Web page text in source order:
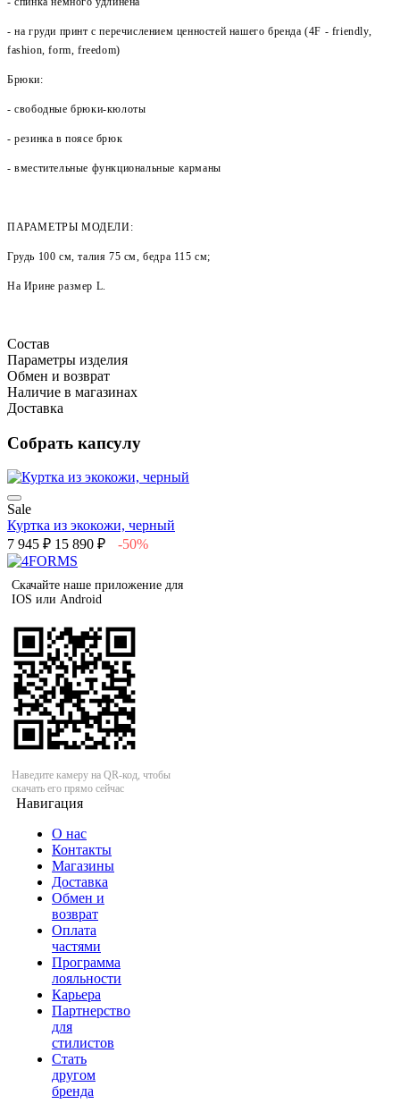
- на груди принт с перечислением ценностей нашего бренда (4F - friendly,
fashion, form, freedom)
Брюки:
- свободные брюки-кюлоты
- резинка в поясе брюк
- вместительные функциональные карманы
ПАРАМЕТРЫ МОДЕЛИ:
Грудь 100 см, талия 75 см, бедра 115 см;
На Ирине размер L.
Состав
Параметры изделия
Обмен и возврат
Наличие в магазинах
Доставка
Собрать капсулу
Sale
Куртка из экокожи, черный
7 945 ₽ 15 890 ₽ -50%
Скачайте наше приложение для
IOS или Android
Наведите камеру на QR-код, чтобы
скачать его прямо сейчас
Навигация
О нас
Контакты
Магазины
Доставка
Обмен и
возврат
Оплата
частями
Программа
лояльности
Карьера
Партнерство
для
стилистов
Стать
другом
бренда